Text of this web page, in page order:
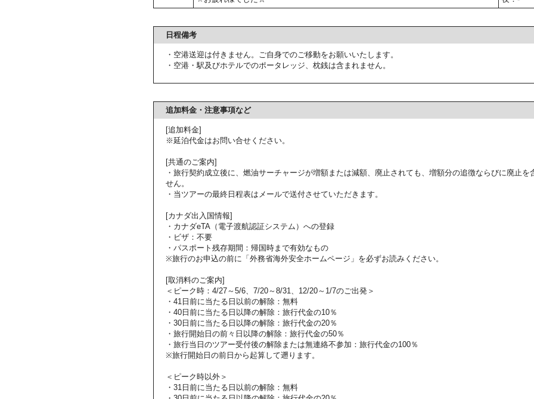
日程備考
・空港送迎は付きません。ご自身でのご移動をお願いいたします。
・空港・駅及びホテルでのポータレッジ、枕銭は含まれません。
追加料金・注意事項など
[追加料金]
※延泊代金はお問い合せください。
[共通のご案内]
・旅行契約成立後に、燃油サーチャージが増額または減額、廃止されても、増額分の追徴ならびに廃止を
せん。
・当ツアーの最終日程表はメールで送付させていただきます。
[カナダ出入国情報]
・カナダeTA（電子渡航認証システム）への登録
・ビザ：不要
・パスポート残存期間：帰国時まで有効なもの
※旅行のお申込の前に「外務省海外安全ホームページ」を必ずお読みください。
[取消料のご案内]
＜ピーク時：4/27～5/6、7/20～8/31、12/20～1/7のご出発＞
・41日前に当たる日以前の解除：無料
・40日前に当たる日以降の解除：旅行代金の10％
・30日前に当たる日以降の解除：旅行代金の20％
・旅行開始日の前々日以降の解除：旅行代金の50％
・旅行当日のツアー受付後の解除または無連絡不参加：旅行代金の100％
※旅行開始日の前日から起算して遡ります。
＜ピーク時以外＞
・31日前に当たる日以前の解除：無料